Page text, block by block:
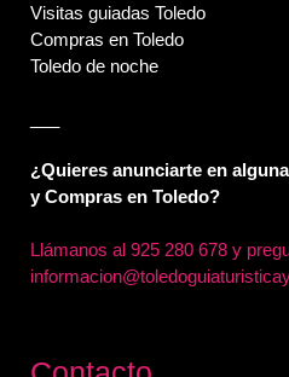
Visitas guiadas Toledo
Compras en Toledo
Toledo de noche
¿Quieres anunciarte en
y Compras en Toledo?
Llámanos al925 280 678 y